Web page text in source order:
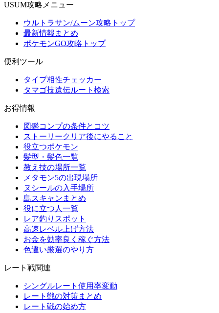
USUM攻略メニュー
ウルトラサン/ムーン攻略トップ
最新情報まとめ
ポケモンGO攻略トップ
便利ツール
タイプ相性チェッカー
タマゴ技遺伝ルート検索
お得情報
図鑑コンプの条件とコツ
ストーリークリア後にやること
役立つポケモン
髪型・髪色一覧
教え技の場所一覧
メタモン5の出現場所
ヌシールの入手場所
島スキャンまとめ
役に立つ人一覧
レア釣りスポット
高速レベル上げ方法
お金を効率良く稼ぐ方法
色違い厳選のやり方
レート戦関連
シングルレート使用率変動
レート戦の対策まとめ
レート戦の始め方